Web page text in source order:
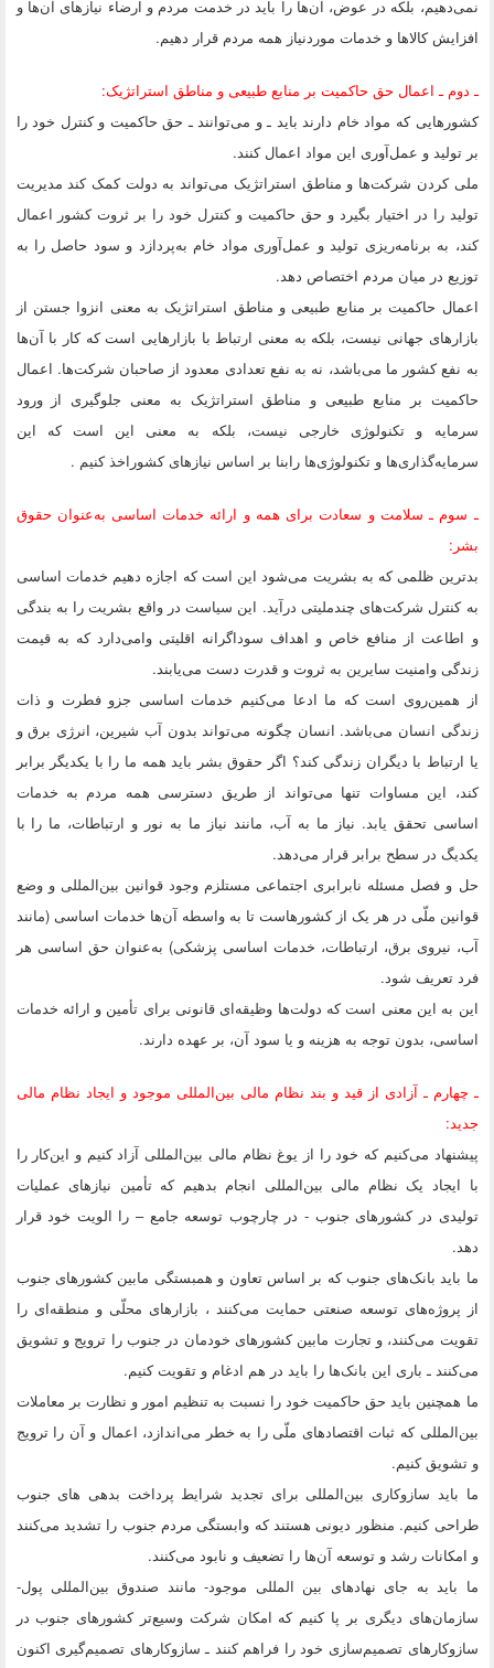
نمی‌دهیم، بلکه در عوض، آن‌ها را باید در خدمت مردم و ارضاء نیازهای آن‌ها و
افزایش کالاها و خدمات موردنیاز همه مردم قرار دهیم.
ـ دوم ـ اعمال حق حاکمیت بر منابع طبیعی و مناطق استراتژیک:
کشورهایی که مواد خام دارند باید ـ و می‌توانند ـ حق حاکمیت و کنترل خود را
بر تولید و عمل‌آوری این مواد اعمال کنند.
ملی کردن شرکت‌ها و مناطق استراتژیک می‌تواند به دولت کمک کند مدیریت
تولید را در اختیار بگیرد و حق حاکمیت و کنترل خود را بر ثروت کشور اعمال
کند،‌ به برنامه‌ریزی تولید و عمل‌آوری مواد خام به‌پردازد و سود حاصل را به
توزیع در میان مردم اختصاص دهد.
اعمال حاکمیت بر منابع طبیعی و مناطق استراتژیک به معنی انزوا جستن از
بازارهای جهانی نیست،‌ بلکه به معنی ارتباط با بازارهایی است که کار با آن‌ها
به نفع کشور ما می‌باشد، نه به نفع تعدادی معدود از صاحبان شرکت‌ها. اعمال
حاکمیت بر منابع طبیعی و مناطق استراتژیک به معنی جلوگیری از ورود
سرمایه و تکنولوژی خارجی نیست، بلکه به معنی این است که این
سرمایه‌گذاری‌ها و تکنولوژی‌ها رابنا بر اساس نیازهای کشوراخذ کنیم .
ـ سوم ـ سلامت و سعادت برای همه و ارائه خدمات اساسی به‌عنوان حقوق
بشر:
بدترین ظلمی که به بشریت می‌شود این است که اجازه دهیم خدمات اساسی
به کنترل شرکت‌های چندملیتی درآید. این سیاست در واقع بشریت را به بندگی
و اطاعت از منافع خاص و اهداف سوداگرانه اقلیتی وامی‌دارد که به قیمت
زندگی وامنیت سایرین به ثروت و قدرت دست می‌یابند.
از همین‌روی است که ما ادعا می‌کنیم خدمات اساسی جزو فطرت و ذات
زندگی انسان می‌باشد. انسان چگونه می‌تواند بدون آب شیرین، انرژی برق و
یا ارتباط با دیگران زندگی کند؟ اگر حقوق بشر باید همه ما را با یکدیگر برابر
کند، این مساوات تنها می‌تواند از طریق دسترسی همه مردم به خدمات
اساسی تحقق یابد. نیاز ما به آب، مانند نیاز ما به نور و ارتباطات، ما را با
یکدیگ در سطح برابر قرار می‌دهد.
حل و فصل مسئله نابرابری اجتماعی مستلزم وجود قوانین بین‌المللی و وضع
قوانین ملّی در هر یک از کشورهاست تا به واسطه آن‌ها خدمات اساسی (مانند
آب، نیروی برق، ارتباطات،‌ خدمات اساسی پزشکی) به‌عنوان حق اساسی هر
فرد تعریف شود.
این به این معنی است که دولت‌ها وظیقه‌ای قانونی برای تأمین و ارائه خدمات
اساسی،‌ بدون توجه به هزینه و یا سود آن، بر عهده دارند.
ـ چهارم ـ آزادی از قید و بند نظام مالی بین‌المللی موجود و ایجاد نظام مالی
جدید:
پیشنهاد می‌کنیم که خود را از یوغ نظام مالی بین‌المللی آزاد کنیم و این‌کار را
با ایجاد یک نظام مالی بین‌المللی انجام بدهیم که تأمین نیازهای عملیات
تولیدی در کشورهای جنوب - در چارچوب توسعه جامع – را الویت خود قرار
دهد.
ما باید بانک‌های جنوب که بر اساس تعاون و همبستگی مابین کشورهای جنوب
از پروژه‌های توسعه صنعتی حمایت می‌کنند ، بازارهای محلّی و منطقه‌ای را
تقویت می‌کنند، و تجارت مابین کشورهای خودمان در جنوب را ترویج و تشویق
می‌کنند ـ باری این بانک‌ها را باید در هم ادغام و تقویت کنیم.
ما همچنین باید حق حاکمیت خود را نسبت به تنظیم امور و نظارت بر معاملات
بین‌المللی که ثبات اقتصادهای ملّی را به خطر می‌اندازد، اعمال و آن را ترویج
و تشویق کنیم.
ما باید سازوکاری بین‌المللی برای تجدید شرایط پرداخت بدهی های جنوب
طراحی کنیم. منظور دیونی هستند که وابستگی مردم جنوب را تشدید می‌کنند
و امکانات رشد و توسعه آن‌ها را تضعیف و نابود می‌کنند.
ما باید به جای نهادهای بین المللی موجود- مانند صندوق بین‌المللی پول-
سازمان‌های دیگری بر پا کنیم که امکان شرکت وسیع‌تر کشورهای جنوب در
سازوکارهای تصمیم‌سازی خود را فراهم کنند ـ سازوکارهای تصمیم‌گیری اکنون